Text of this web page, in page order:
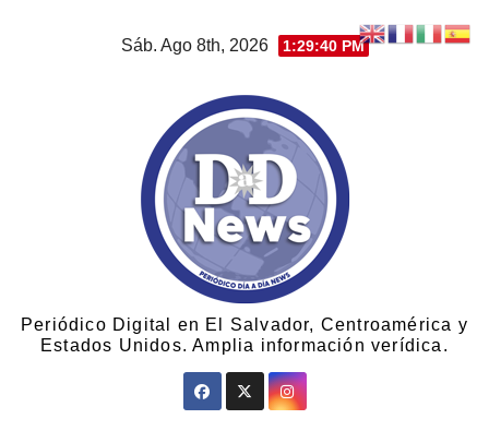
Sáb. Ago 8th, 2026 1:29:41 PM
Periódico Digital en El Salvador, Centroamérica y
Estados Unidos. Amplia información verídica.